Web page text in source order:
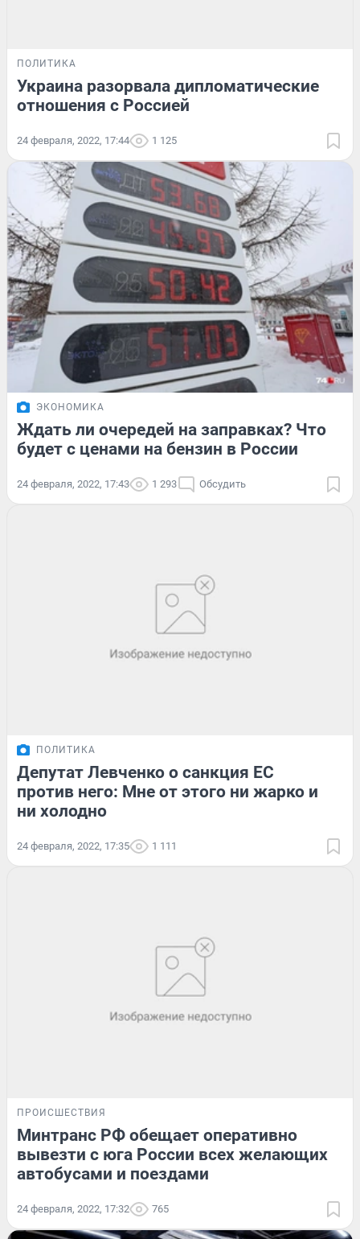
ПОЛИТИКА
Украина разорвала дипломатические
отношения с Россией
24 февраля, 2022, 17:44 1 125
ЭКОНОМИКА
Ждать ли очередей на заправках? Что
будет с ценами на бензин в России
24 февраля, 2022, 17:43 1 293 Обсудить
ПОЛИТИКА
Депутат Левченко о санкция ЕС
против него: Мне от этого ни жарко и
ни холодно
24 февраля, 2022, 17:35 1 111
ПРОИСШЕСТВИЯ
Минтранс РФ обещает оперативно
вывезти с юга России всех желающих
автобусами и поездами
24 февраля, 2022, 17:32 765